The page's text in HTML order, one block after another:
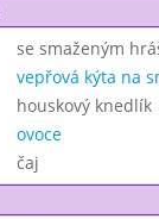
se smaženým
vepřová kýta na
houskový knedlík
ovoce
čaj